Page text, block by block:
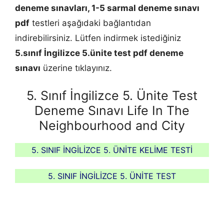
deneme sınavları, 1-5 sarmal deneme sınavı
pdf testleri aşağıdaki bağlantıdan
indirebilirsiniz. Lütfen indirmek istediğiniz
5.sınıf İngilizce 5.ünite test pdf deneme
sınavı üzerine tıklayınız.
5. Sınıf İngilizce 5. Ünite Test
Deneme Sınavı Life In The
Neighbourhood and City
5. SINIF İNGİLİZCE 5. ÜNİTE KELİME TESTİ
5. SINIF İNGİLİZCE 5. ÜNİTE TEST